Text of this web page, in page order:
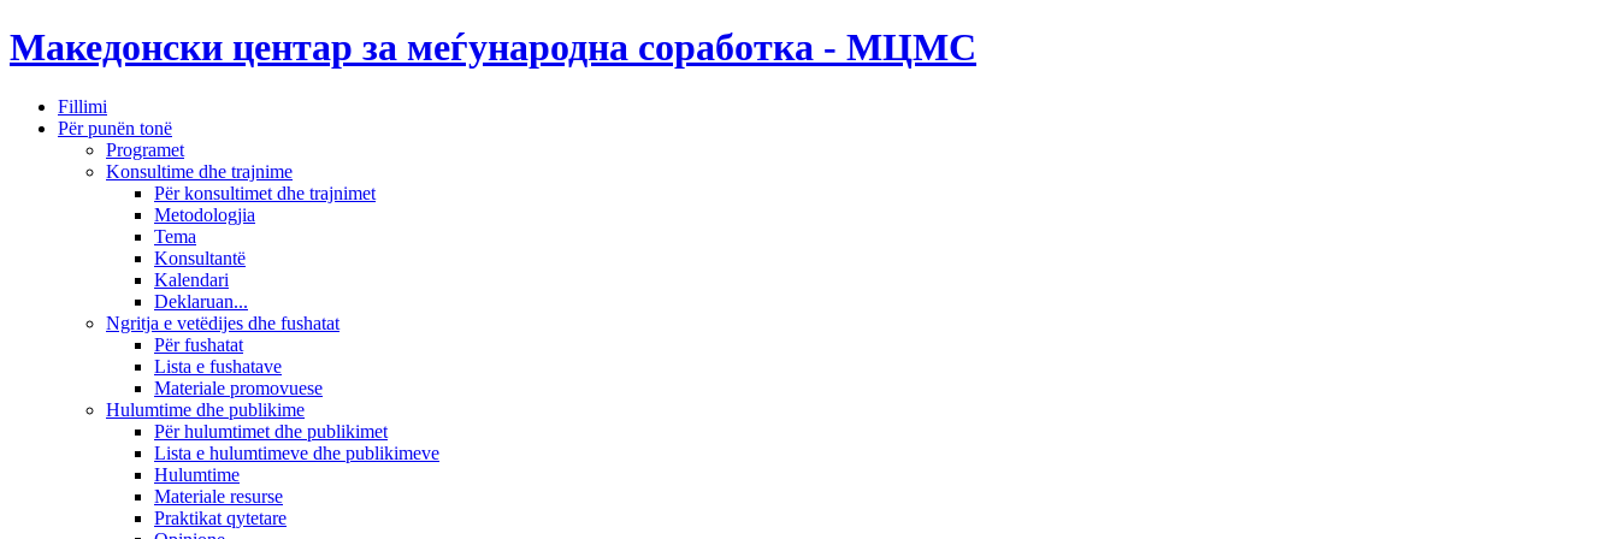
Македонски центар за меѓународна соработка - МЦМС
Fillimi
Për punën tonë
Programet
Konsultime dhe trajnime
Për konsultimet dhe trajnimet
Metodologjia
Tema
Konsultantë
Kalendari
Deklaruan...
Ngritja e vetëdijes dhe fushatat
Për fushatat
Lista e fushatave
Materiale promovuese
Hulumtime dhe publikime
Për hulumtimet dhe publikimet
Lista e hulumtimeve dhe publikimeve
Hulumtime
Materiale resurse
Praktikat qytetare